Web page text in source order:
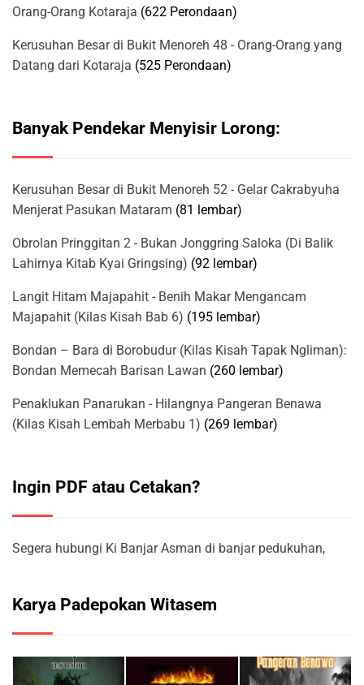
Orang-Orang Kotaraja (622 Perondaan)
Kerusuhan Besar di Bukit Menoreh 48 - Orang-Orang yang
Datang dari Kotaraja (525 Perondaan)
Banyak Pendekar Menyisir Lorong:
Kerusuhan Besar di Bukit Menoreh 52 - Gelar Cakrabyuha
Menjerat Pasukan Mataram (81 lembar)
Obrolan Pringgitan 2 - Bukan Jonggring Saloka (Di Balik
Lahirnya Kitab Kyai Gringsing) (92 lembar)
Langit Hitam Majapahit - Benih Makar Mengancam
Majapahit (Kilas Kisah Bab 6) (195 lembar)
Bondan – Bara di Borobudur (Kilas Kisah Tapak Ngliman):
Bondan Memecah Barisan Lawan (260 lembar)
Penaklukan Panarukan - Hilangnya Pangeran Benawa
(Kilas Kisah Lembah Merbabu 1) (269 lembar)
Ingin PDF atau Cetakan?
Segera hubungi Ki Banjar Asman di banjar pedukuhan,
Karya Padepokan Witasem